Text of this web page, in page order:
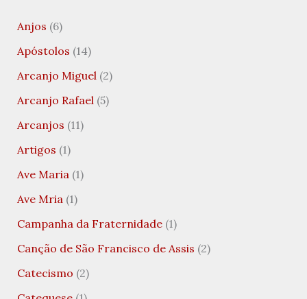
Anjos (6)
Apóstolos (14)
Arcanjo Miguel(2)
Arcanjo Rafael(5)
Arcanjos (11)
Artigos (1)
Ave Maria(1)
Ave Mria(1)
Campanha da Fraternidade(1)
Canção de São Francisco de Assis (2)
Catecismo (2)